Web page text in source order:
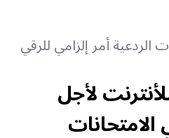
أمر إلزامي للرقي
لأجل